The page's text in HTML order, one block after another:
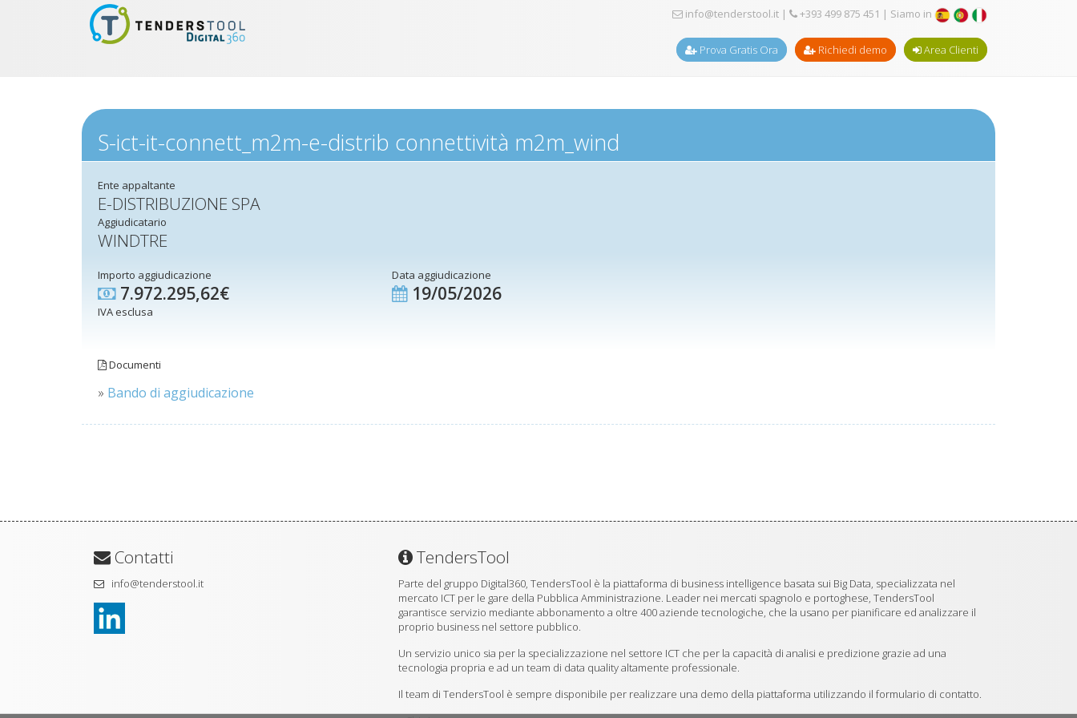
info@tenderstool.it | +393 499 875 451 | Siamo in
Prova Gratis Ora Richiedi demo Area Clienti
S-ict-it-connett_m2m-e-distrib connettività m2m_wind
Ente appaltante
E-DISTRIBUZIONE SPA
Aggiudicatario
WINDTRE
Importo aggiudicazione
7.972.295,62€
IVA esclusa
Data aggiudicazione
19/05/2026
Documenti
» Bando di aggiudicazione
Contatti
info@tenderstool.it
TendersTool
Parte del gruppo Digital360, TendersTool è la piattaforma di business intelligence basata sui Big Data, specializzata nel
mercato ICT per le gare della Pubblica Amministrazione. Leader nei mercati spagnolo e portoghese, TendersTool
garantisce servizio mediante abbonamento a oltre 400 aziende tecnologiche, che la usano per pianificare ed analizzare il
proprio business nel settore pubblico.
Un servizio unico sia per la specializzazione nel settore ICT che per la capacità di analisi e predizione grazie ad una
tecnologia propria e ad un team di data quality altamente professionale.
Il team di TendersTool è sempre disponibile per realizzare una demo della piattaforma utilizzando il formulario di contatto.